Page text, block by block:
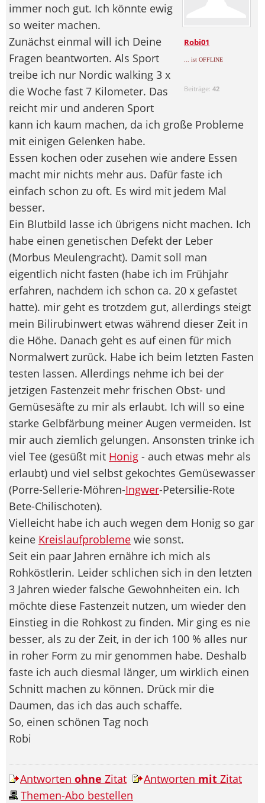
Robi01
... ist OFFLINE
Beiträge:42
immer noch gut. Ich könnte ewig
so weiter machen.
Zunächst einmal will ich Deine
Fragen beantworten. Als Sport
treibe ich nur Nordic walking 3 x
die Woche fast 7 Kilometer. Das
reicht mir und anderen Sport
kann ich kaum machen, da ich große Probleme
mit einigen Gelenken habe.
Essen kochen oder zusehen wie andere Essen
macht mir nichts mehr aus. Dafür faste ich
einfach schon zu oft. Es wird mit jedem Mal
besser.
Ein Blutbild lasse ich übrigens nicht machen. Ich
habe einen genetischen Defekt der Leber
(Morbus Meulengracht). Damit soll man
eigentlich nicht fasten (habe ich im Frühjahr
erfahren, nachdem ich schon ca. 20 x gefastet
hatte). mir geht es trotzdem gut, allerdings steigt
mein Bilirubinwert etwas während dieser Zeit in
die Höhe. Danach geht es auf einen für mich
Normalwert zurück. Habe ich beim letzten Fasten
testen lassen. Allerdings nehme ich bei der
jetzigen Fastenzeit mehr frischen Obst- und
Gemüsesäfte zu mir als erlaubt. Ich will so eine
starke Gelbfärbung meiner Augen vermeiden. Ist
mir auch ziemlich gelungen. Ansonsten trinke ich
viel Tee (gesüßt mit Honig - auch etwas mehr als
erlaubt) und viel selbst gekochtes Gemüsewasser
(Porre-Sellerie-Möhren-Ingwer-Petersilie-Rote
Bete-Chilischoten).
Vielleicht habe ich auch wegen dem Honig so gar
keine Kreislaufprobleme wie sonst.
Seit ein paar Jahren ernähre ich mich als
Rohköstlerin. Leider schlichen sich in den letzten
3 Jahren wieder falsche Gewohnheiten ein. Ich
möchte diese Fastenzeit nutzen, um wieder den
Einstieg in die Rohkost zu finden. Mir ging es nie
besser, als zu der Zeit, in der ich 100 % alles nur
in roher Form zu mir genommen habe. Deshalb
faste ich auch diesmal länger, um wirklich einen
Schnitt machen zu können. Drück mir die
Daumen, das ich das auch schaffe.
So, einen schönen Tag noch
Robi
Antworten ohne Zitat Antworten mit Zitat
Themen-Abo bestellen